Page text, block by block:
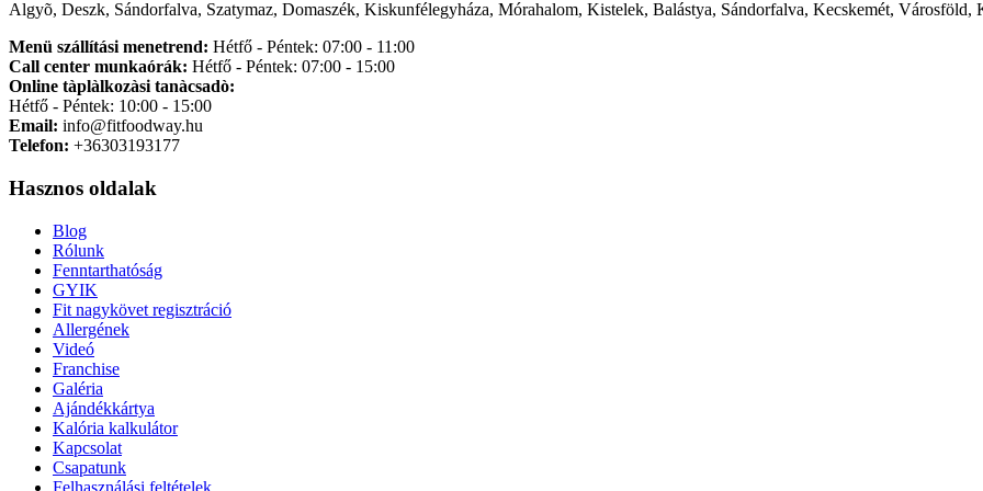
Algyõ, Deszk, Sándorfalva, Szatymaz, Domaszék, Kiskunfélegyháza, Mórahalom, Kistelek, Balástya, Sándorfalva, Kecskemét, Városföld,
Menü szállítási menetrend: Hétfő - Péntek: 07:00 - 11:00
Call center munkaórák: Hétfő - Péntek: 07:00 - 15:00
Online tàplàlkozàsi tanàcsadò:
Hétfő - Péntek: 10:00 - 15:00
Email: info@fitfoodway.hu
Telefon: +36303193177
Hasznos oldalak
Blog
Rólunk
Fenntarthatóság
GYIK
Fit nagykövet regisztráció
Allergének
Videó
Franchise
Galéria
Ajándékkártya
Kalória kalkulátor
Kapcsolat
Csapatunk
Felhasználási feltételek